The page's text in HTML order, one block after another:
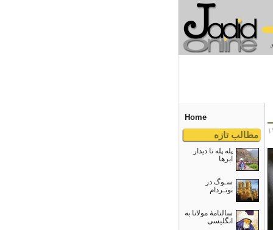
Home
مطالب تازه
پله پله تا دیدار
ابرها
سـوگ در
نوتـردام
سالنامۀ مولانا به
انگلیسی